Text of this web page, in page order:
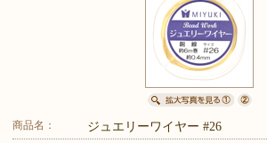
商品名： ジュエリーワイヤー #26